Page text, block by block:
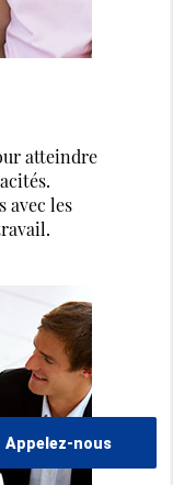
atteindre
avec les
nous